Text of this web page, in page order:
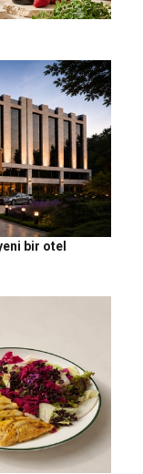
bir otel